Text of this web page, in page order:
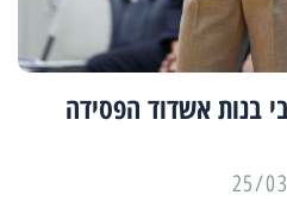
בנות אשדוד הפסידה